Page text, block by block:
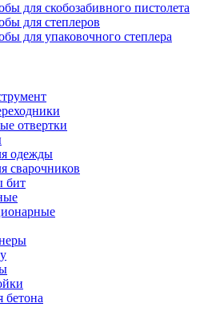
для скобозабивного пистолета
для степлеров
для упаковочного степлера
отвертки
одежды
сварочников
бит
бетона